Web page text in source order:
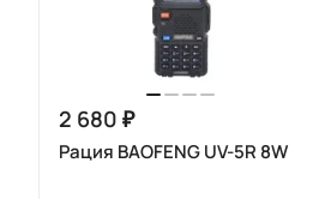
2 680 ₽
Рация BAOFENG UV-5R 8W